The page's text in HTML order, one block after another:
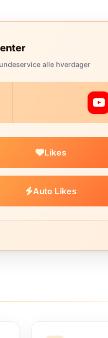
alle hverdager
Likes
Auto Likes